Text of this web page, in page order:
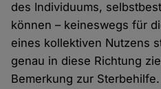
des Individuums,
können – keineswegs für
eines kollektiven Nutzens
genau in diese Richtung
Bemerkung zur